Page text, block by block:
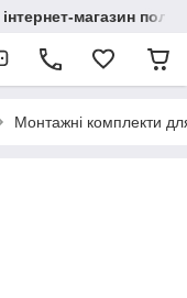
магазин
Монтажні комплекти